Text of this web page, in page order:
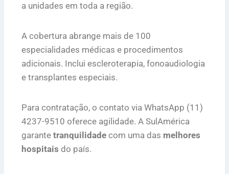
a unidades em toda a região.
A cobertura abrange mais de 100
especialidades médicas e procedimentos
adicionais. Inclui escleroterapia, fonoaudiologia
e transplantes especiais.
Para contratação, o contato via WhatsApp (11)
4237-9510 oferece agilidade. A SulAmérica
garante tranquilidade com uma das melhores
hospitais do país.